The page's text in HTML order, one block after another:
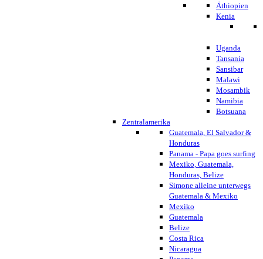
Äthiopien
Kenia
Uganda
Tansania
Sansibar
Malawi
Mosambik
Namibia
Botsuana
Zentralamerika
Guatemala, El Salvador &
Honduras
Panama - Papa goes surfing
Mexiko, Guatemala,
Honduras, Belize
Simone alleine unterwegs
Guatemala & Mexiko
Mexiko
Guatemala
Belize
Costa Rica
Nicaragua